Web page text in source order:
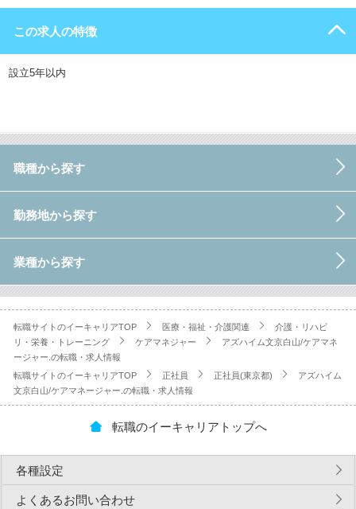
この求人の特徴
設立5年以内
職種から探す
勤務地から探す
業種から探す
転職サイトのイーキャリアTOP 医療・福祉・介護関連
介護・リハビ
リ・栄養・トレーニング
ケアマネジャー
アズハイム文京白山/ケアマネ
ージャー.の転職・求人情報
転職サイトのイーキャリアTOP
正社員 正社員(東京都)
アズハイム
文京白山/ケアマネージャー.の転職・求人情報
転職のイーキャリアトップへ
各種設定
よくあるお問い合わせ